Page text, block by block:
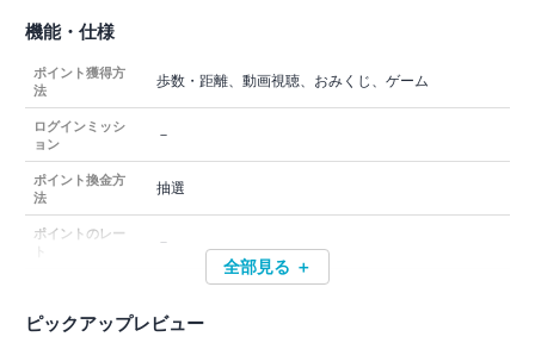
機能・仕様
ポイント獲得方
法
歩数・距離、動画視聴、おみくじ、ゲーム
ログインミッシ
ョン
－
ポイント換金方
法
抽選
ポイントのレー
－
全部見る ＋
ピックアップレビュー